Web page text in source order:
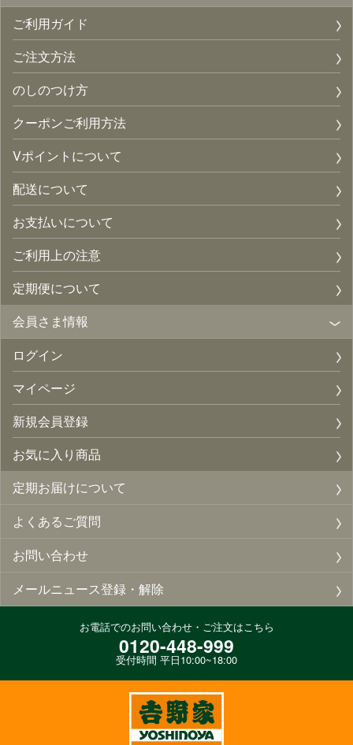
ご利用ガイド
ご注文方法
のしのつけ方
クーポンご利用方法
Vポイントについて
配送について
お支払いについて
ご利用上の注意
定期便について
会員さま情報
ログイン
マイページ
新規会員登録
お気に入り商品
定期お届けについて
よくあるご質問
お問い合わせ
メールニュース登録・解除
お電話でのお問い合わせ・ご注文はこちら
0120-448-999
受付時間 平日10:00~18:00